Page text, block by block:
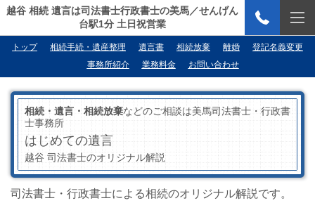
越谷 相続 遺言は司法書士行政書士の美馬／せんげん
台駅1分 土日祝営業
トップ 相続手続・遺産整理 遺言書 相続放棄 離婚
登記名義変更
事務所紹介
業務料金 お問い合わせ
相続・遺言・相続放棄などのご相談は美馬司法書士・行政書
士事務所
はじめての遺言
越谷 司法書士のオリジナル解説
司法書士・行政書士による相続のオリジナル解説です。